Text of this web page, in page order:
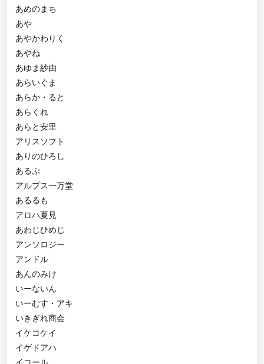
あめのまち
あや
あやかわりく
あやね
あゆま紗由
あらいぐま
あらか・ると
あらくれ
あらと安里
アリスソフト
ありのひろし
あるぷ
アルプス一万堂
あるるも
アロハ夏見
あわじひめじ
アンソロジー
アンドル
あんのみけ
いーないん
いーむす・アキ
いきぎれ商会
イケコケイ
イゲドアハ